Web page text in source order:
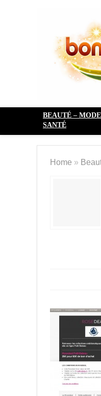
BEAUTÉ –
SANTÉ
Home »